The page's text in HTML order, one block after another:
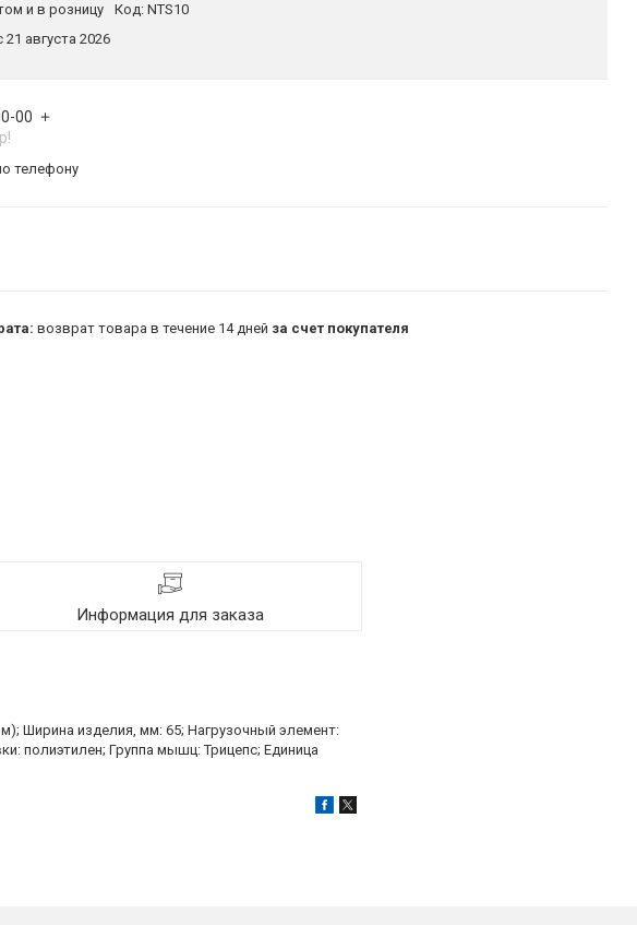
и в розницу Код: NTS10
августа 2026
00
телефону
возврат товара в течение 14 дней за счет покупателя
Информация для заказа
Ширина изделия, мм: 65; Нагрузочный элемент:
полиэтилен; Группа мышц: Трицепс; Единица